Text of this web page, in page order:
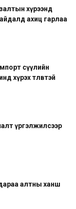
хүрээнд
ахиц гарлаа
сүүлийн
хүрэх төлөвтэй
үргэлжилсээр
алтны ханш